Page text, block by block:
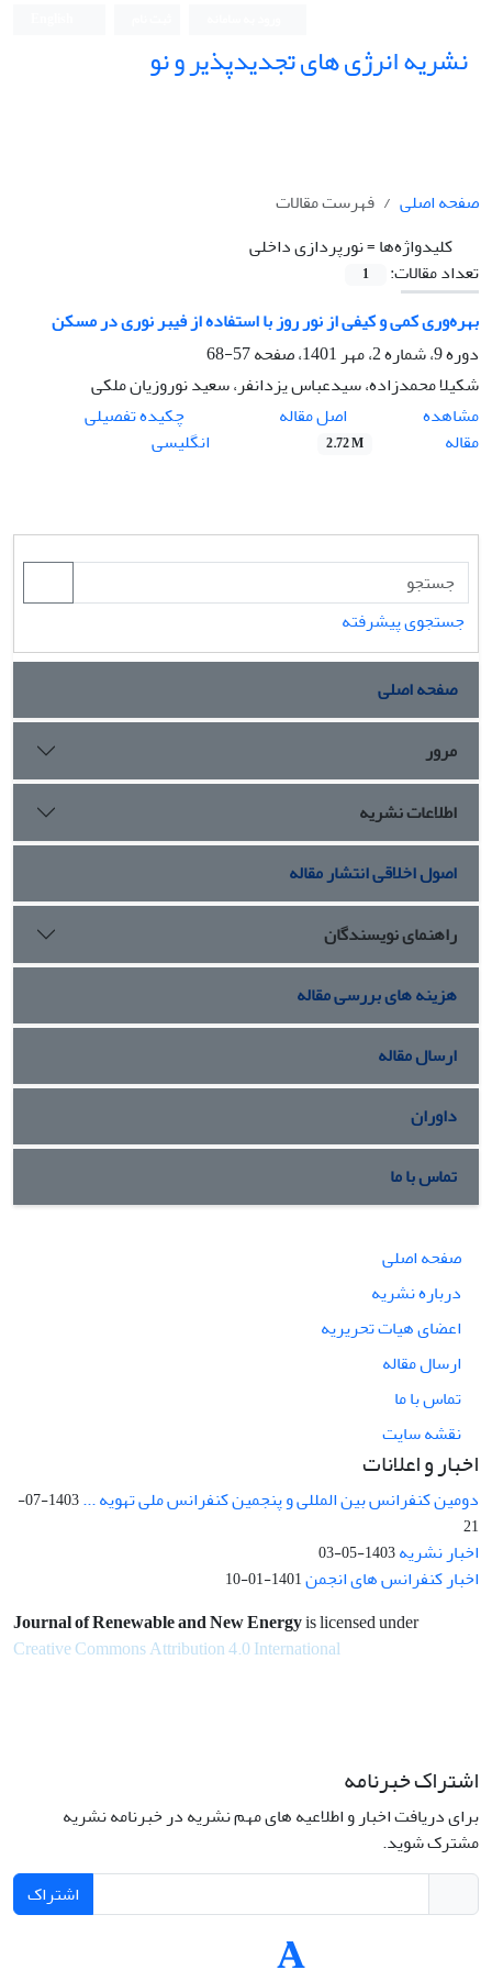
نشریه انرژی های تجدیدپذیر و نو
صفحه اصلی
فهرست مقالات
کلیدواژه‌ها =نورپردازی داخلی
تعداد مقالات:
1
بهره‌وری کمی و کیفی از نور روز با استفاده از فیبر نوری در مسکن
دوره 9، شماره 2، مهر 1401، صفحه
57-68
شکیلا محمدزاده، سیدعباس یزدانفر، سعید نوروزیان ملکی
مشاهده
مقاله
اصل مقاله
2.72 M
چکیده تفصیلی
انگلیسی
جستجوی پیشرفته
صفحه اصلی
مرور
اطلاعات نشریه
اصول اخلاقی انتشار مقاله
راهنمای نویسندگان
هزینه های بررسی مقاله
ارسال مقاله
داوران
تماس با ما
صفحه اصلی
درباره نشریه
اعضای هیات تحریریه
ارسال مقاله
تماس با ما
نقشه سایت
اخبار و اعلانات
دومین کنفرانس بین المللی و پنجمین کنفرانس ملی تهویه ...
1403-07-
21
اخبار نشریه1403-05-03
اخبار کنفرانس های انجمن1401-01-10
Journal of Renewable and New Energyis licensed under
Creative Commons Attribution 4.0 International
اشتراک خبرنامه
برای دریافت اخبار و اطلاعیه های مهم نشریه در خبرنامه نشریه
مشترک شوید.
اشتراک